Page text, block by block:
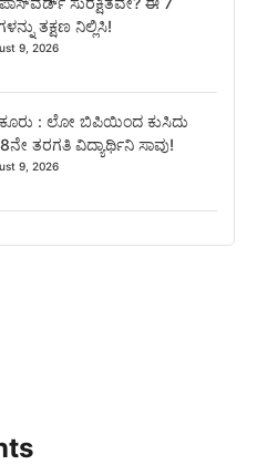
ತಕ್ಷಣ ನಿಲ್ಲಿಸಿ!
9, 2026
: ಲೋ ಬಿಪಿಯಿಂದ ಕುಸಿದು
8ನೇ ತರಗತಿ ವಿದ್ಯಾರ್ಥಿನಿ ಸಾವು!
9, 2026